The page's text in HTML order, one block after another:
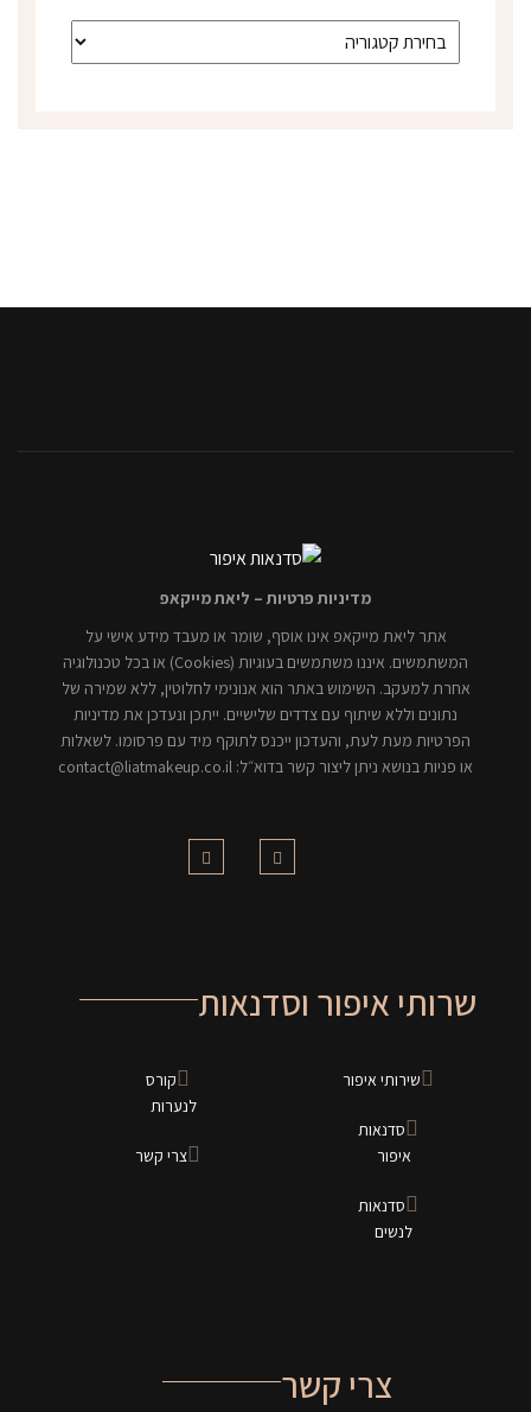
טיפים, עצות, מאמרים וסרטונים
מדיניות פרטיות – ליאת מייקאפ
אתר ליאת מייקאפ אינו אוסף, שומר או מעבד מידע אישי על
המשתמשים. איננו משתמשים בעוגיות (Cookies) או בכל טכנולוגיה
אחרת למעקב. השימוש באתר הוא אנונימי לחלוטין, ללא שמירה של
נתונים וללא שיתוף עם צדדים שלישיים. ייתכן ונעדכן את מדיניות
הפרטיות מעת לעת, והעדכון ייכנס לתוקף מיד עם פרסומו. לשאלות
או פניות בנושא ניתן ליצור קשר בדוא״ל: contact@liatmakeup.co.il
שרותי איפור וסדנאות
שירותי איפור
סדנאות
איפור
סדנאות
לנשים
קורס
לנערות
צרי קשר
צרי קשר